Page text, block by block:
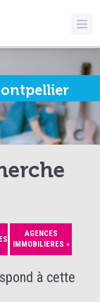
AGENCES
IMMOBILIERES »
à cette